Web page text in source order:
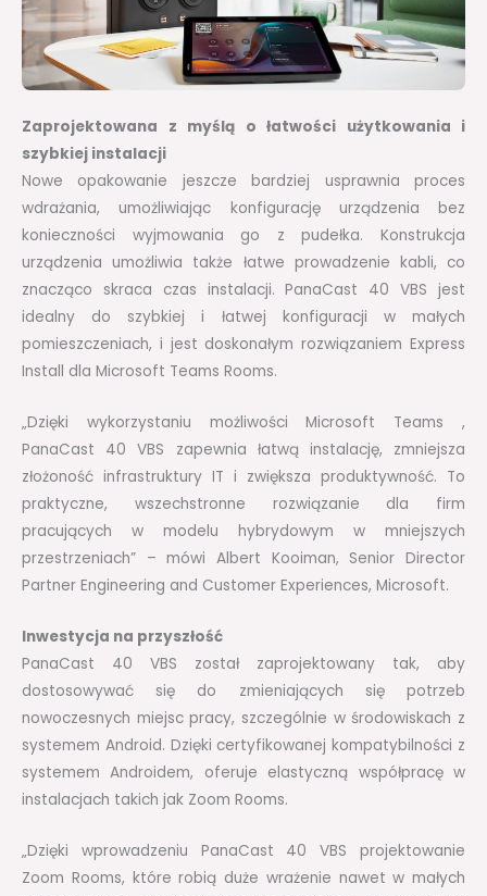
Zaprojektowana z myślą o łatwości użytkowania i
szybkiej instalacji
Nowe opakowanie jeszcze bardziej usprawnia proces
wdrażania, umożliwiając konfigurację urządzenia bez
konieczności wyjmowania go z pudełka. Konstrukcja
urządzenia umożliwia także łatwe prowadzenie kabli, co
znacząco skraca czas instalacji. PanaCast 40 VBS jest
idealny do szybkiej i łatwej konfiguracji w małych
pomieszczeniach, i jest doskonałym rozwiązaniem Express
Install dla Microsoft Teams Rooms.
„Dzięki wykorzystaniu możliwości Microsoft Teams ,
PanaCast 40 VBS zapewnia łatwą instalację, zmniejsza
złożoność infrastruktury IT i zwiększa produktywność. To
praktyczne, wszechstronne rozwiązanie dla firm
pracujących w modelu hybrydowym w mniejszych
przestrzeniach” – mówi Albert Kooiman, Senior Director
Partner Engineering and Customer Experiences, Microsoft.
Inwestycja na przyszłość
PanaCast 40 VBS został zaprojektowany tak, aby
dostosowywać się do zmieniających się potrzeb
nowoczesnych miejsc pracy, szczególnie w środowiskach z
systemem Android. Dzięki certyfikowanej kompatybilności z
systemem Androidem, oferuje elastyczną współpracę w
instalacjach takich jak Zoom Rooms.
„Dzięki wprowadzeniu PanaCast 40 VBS projektowanie
Zoom Rooms, które robią duże wrażenie nawet w małych